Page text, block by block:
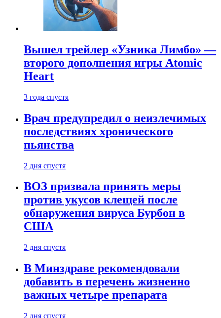
Вышел трейлер «Узника Лимбо» —
второго дополнения игры Atomic
Heart
3 года спустя
Врач предупредил о неизлечимых
последствиях хронического
пьянства
2 дня спустя
ВОЗ призвала принять меры
против укусов клещей после
обнаружения вируса Бурбон в
США
2 дня спустя
В Минздраве рекомендовали
добавить в перечень жизненно
важных четыре препарата
2 дня спустя